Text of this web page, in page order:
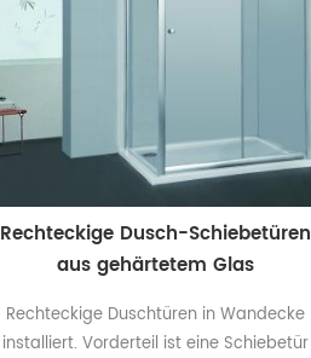
Rechteckige Dusch-Schiebetüren
aus gehärtetem Glas
Rechteckige Duschtüren in Wandecke
installiert. Vorderteil ist eine Schiebetür